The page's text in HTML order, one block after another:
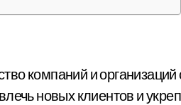
новых клиентов и